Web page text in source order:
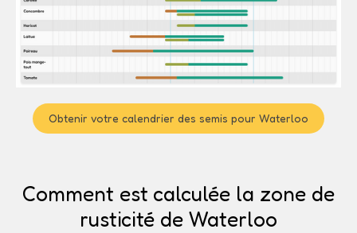
Obtenir votre calendrier des semis pour Waterloo
Comment est calculée la zone de
rusticité de Waterloo